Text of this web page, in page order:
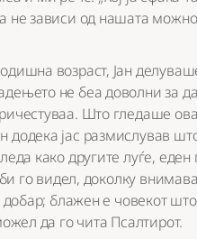
не зависи од нашата
возраст, Јан
не беа доволни за
Што гледаше
јас размислував
како другите луѓе,
го видел, доколку
блажен е човекот
да го чита Псалтирот.